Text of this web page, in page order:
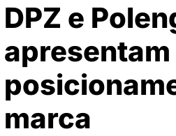
DPZ e
marca